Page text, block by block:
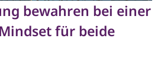
bewahren bei einer
für beide